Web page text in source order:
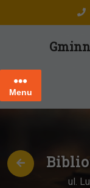
Menu
ul.